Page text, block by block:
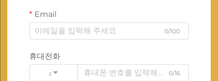
Email
0/100
휴대전화
Code
0/16